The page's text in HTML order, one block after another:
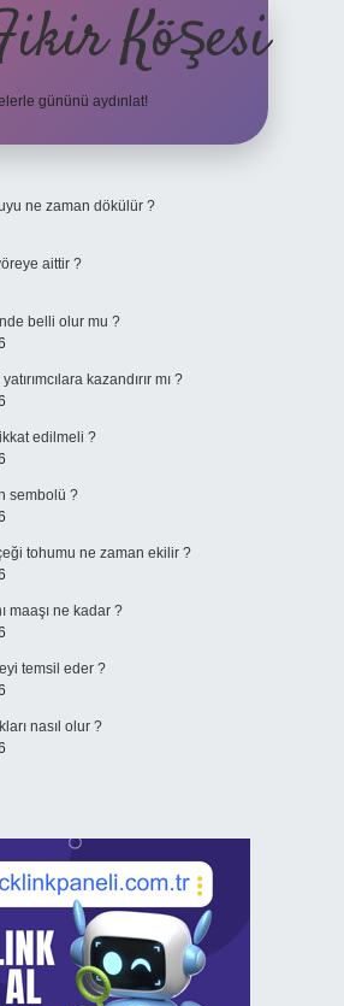
Köşesi
gününü aydınlat!
ne zaman dökülür ?
aittir ?
belli olur mu ?
kazandırır mı ?
edilmeli ?
sembolü ?
tohumu ne zaman ekilir ?
maaşı ne kadar ?
temsil eder ?
nasıl olur ?